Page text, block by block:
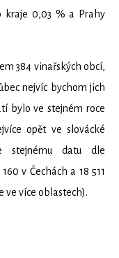
kraje 0,03 % a Prahy
384 vinařských obcí,
nejvíc bychom jich
bylo ve stejném roce
opět ve slovácké
stejnému datu dle
v Čechách a 18 511
ve více oblastech).